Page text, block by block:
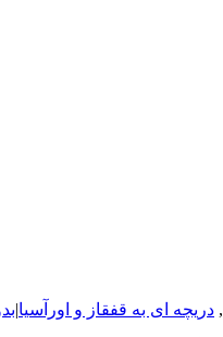
, دریچه ای به قفقاز و اورآسیا|